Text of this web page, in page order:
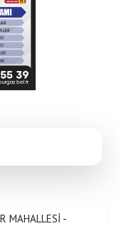
MAHALLESİ -